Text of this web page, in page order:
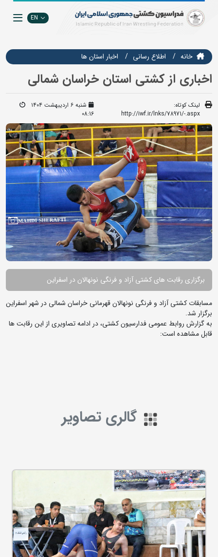
EN
خانه اطلاع رسانی اخبار استان ها
اخباری از کشتی استان خراسان شمالی
لینک کوتاه:
http://iwf.ir/lnks/78971/-.aspx
شنبه ۶ اردیبهشت ۱۴۰۴
08:16
برگزاری رقابت های کشتی آزاد و فرنگی نونهالان در اسفراین
مسابقات کشتی آزاد و فرنگی نونهالان قهرمانی خراسان شمالی در شهر اسفراین
برگزار شد.
به گزارش روابط عمومی فدارسیون کشتی، در ادامه تصاویری از این رقابت ها
قابل مشاهده است:
گالری تصاویر